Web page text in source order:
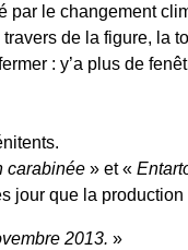
par le changement
de la figure, la
: y’a plus de
carabinée » et «
jour que la
2013.